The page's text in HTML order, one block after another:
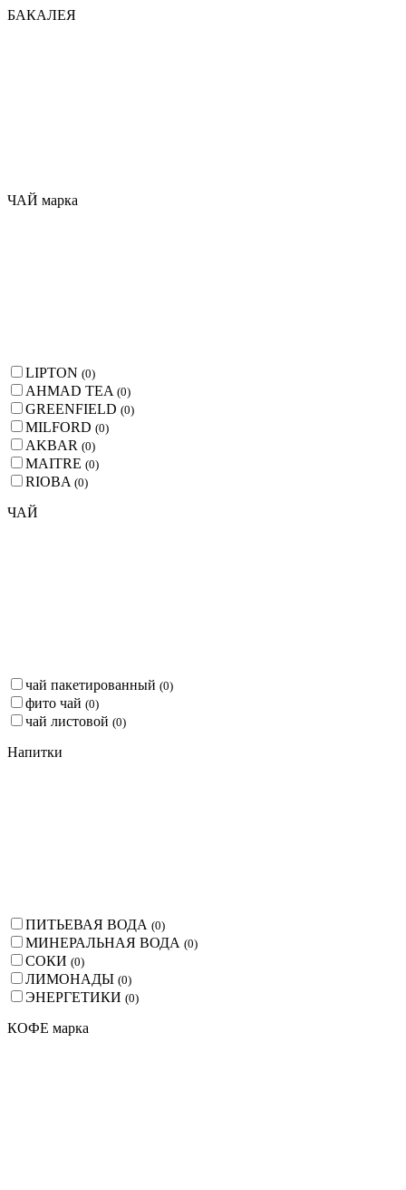
БАКАЛЕЯ
ЧАЙ марка
LIPTON (0)
AHMAD TEA (0)
GREENFIELD (0)
MILFORD (0)
AKBAR (0)
MAITRE (0)
RIOBA (0)
ЧАЙ
чай пакетированный (0)
фито чай (0)
чай листовой (0)
Напитки
ПИТЬЕВАЯ ВОДА (0)
МИНЕРАЛЬНАЯ ВОДА (0)
СОКИ (0)
ЛИМОНАДЫ (0)
ЭНЕРГЕТИКИ (0)
КОФЕ марка